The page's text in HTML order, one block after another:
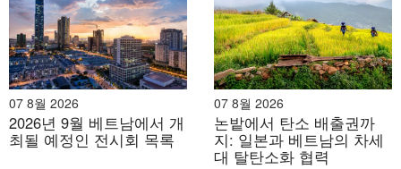
출처: B&Company
베트남과 일본의 전략적 파트너십이 점차 강화됨에 따라,
앞으로 베트남에서 일본 기업의 성장과 진출이 더욱 확대
될 것으로 기대됩니다. 특히, 베트남이 일본의 투자를 요
07 8월 2026
2026년 9월 베트남에서 개
최될 예정인 전시회 목록
07 8월 2026
논밭에서 탄소 배출권까
지: 일본과 베트남의 차세
대 탈탄소화 협력